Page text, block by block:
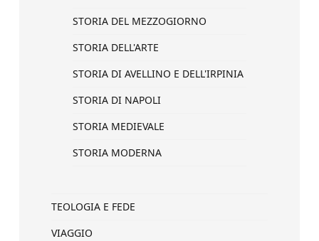
STORIA DEL MEZZOGIORNO
STORIA DELL'ARTE
STORIA DI AVELLINO E DELL'IRPINIA
STORIA DI NAPOLI
STORIA MEDIEVALE
STORIA MODERNA
TEOLOGIA E FEDE
VIAGGIO